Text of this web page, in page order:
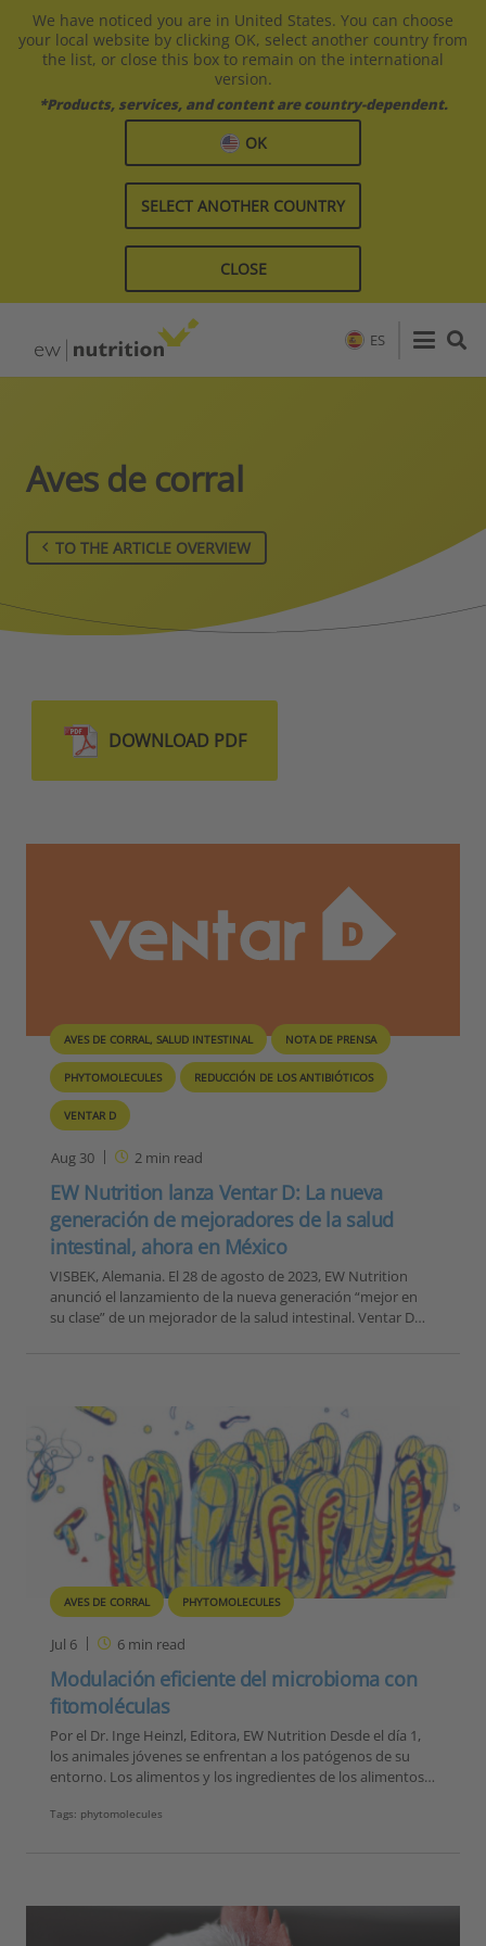
We have noticed you are in United States. You can choose
your local website by clicking OK, select another country from
the list, or close this box to remain on the international
version.
*Products, services, and content are country-dependent.
OK
SELECT ANOTHER COUNTRY
CLOSE
ES
Aves de corral
TO THE ARTICLE OVERVIEW
DOWNLOAD PDF
AVES DE CORRAL, SALUD INTESTINAL NOTA DE PRENSA
PHYTOMOLECULES REDUCCIÓN DE LOS ANTIBIÓTICOS
VENTAR D
Aug 30 2min read
EW Nutrition lanza Ventar D: La nueva
generación de mejoradores de la salud
intestinal, ahora en México
VISBEK, Alemania. El 28 de agosto de 2023, EW Nutrition
anunció el lanzamiento de la nueva generación “mejor en
su clase” de un mejorador de la salud intestinal. Ventar D…
AVES DE CORRAL PHYTOMOLECULES
Jul 6 6min read
Modulación eficiente del microbioma con
fitomoléculas
Por el Dr. Inge Heinzl, Editora, EW Nutrition Desde el día 1,
los animales jóvenes se enfrentan a los patógenos de su
entorno. Los alimentos y los ingredientes de los alimentos…
Tags: phytomolecules